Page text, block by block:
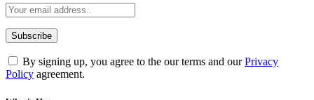
By signing up, you agree to the our terms and ourPrivacy
Policy agreement.